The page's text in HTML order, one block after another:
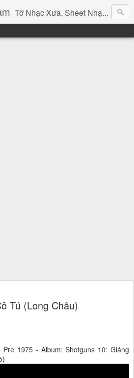
Tờ Nhạc Xưa, Sheet Nhạc Vàng Bolero Lời Bài Hát Chính Xác Sưu Tầm Âm Thanh Băng Nhạc Xưa Việt Nam
Tú (Long Châu)
Pre 1975 - Album: Shotguns 10: Giáng